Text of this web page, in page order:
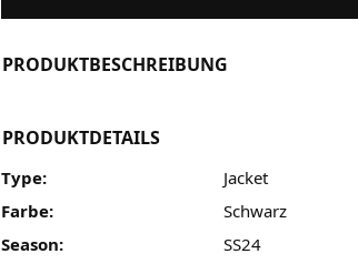
PRODUKTBESCHREIBUNG
PRODUKTDETAILS
Type:
Jacket
Farbe:
Schwarz
Season:
SS24